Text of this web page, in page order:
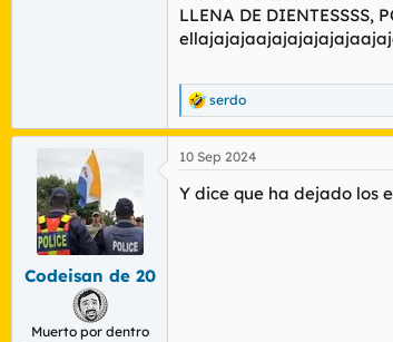
LLENA DE DIENTESSSS,
R
e
a
c
i
serdo
Codeisan de 20
Muerto por dentro
10 Sep 2024
Y dice que ha dejado los